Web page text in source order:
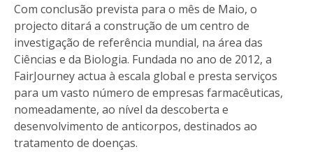
Com conclusão prevista para o mês de Maio, o
projecto ditará a construção de um centro de
investigação de referência mundial, na área das
Ciências e da Biologia. Fundada no ano de 2012, a
FairJourney actua à escala global e presta serviços
para um vasto número de empresas farmacêuticas,
nomeadamente, ao nível da descoberta e
desenvolvimento de anticorpos, destinados ao
tratamento de doenças.